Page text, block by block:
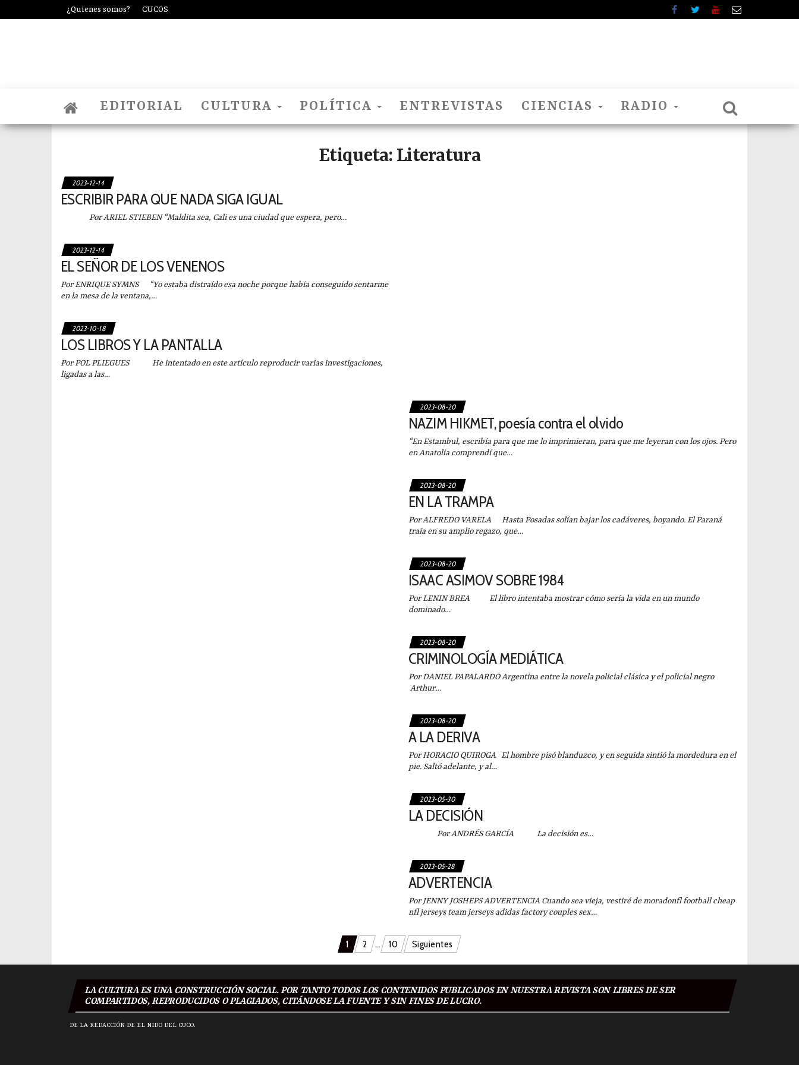
¿Quienes somos? CUCOS
Cuco
EDITORIAL CULTURA POLÍTICA ENTREVISTAS CIENCIAS RADIO
Etiqueta: Literatura
2023-12-14
ESCRIBIR PARA QUE NADA SIGA IGUAL
Por ARIEL STIEBEN “Maldita sea, Cali es una ciudad que espera, pero…
2023-12-14
EL SEÑOR DE LOS VENENOS
Por ENRIQUE SYMNS “Yo estaba distraído esa noche porque había conseguido sentarme
en la mesa de la ventana,…
2023-10-18
LOS LIBROS Y LA PANTALLA
Por POL PLIEGUES He intentado en este artículo reproducir varias investigaciones,
ligadas a las…
2023-08-20
NAZIM HIKMET, poesía contra el olvido
“En Estambul, escribía para que me lo imprimieran, para que me leyeran con los ojos. Pero
en Anatolia comprendí que…
2023-08-20
EN LA TRAMPA
Por ALFREDO VARELA Hasta Posadas solían bajar los cadáveres, boyando. El Paraná
traía en su amplio regazo, que…
2023-08-20
ISAAC ASIMOV SOBRE 1984
Por LENIN BREA El libro intentaba mostrar cómo sería la vida en un mundo
dominado…
2023-08-20
CRIMINOLOGÍA MEDIÁTICA
Por DANIEL PAPALARDO Argentina entre la novela policial clásica y el policial negro
Arthur…
2023-08-20
A LA DERIVA
Por HORACIO QUIROGA El hombre pisó blanduzco, y en seguida sintió la mordedura en el
pie. Saltó adelante, y al…
2023-05-30
LA DECISIÓN
Por ANDRÉS GARCÍA La decisión es…
2023-05-28
ADVERTENCIA
Por JENNY JOSHEPS ADVERTENCIA Cuando sea vieja, vestiré de moradonfl football cheap
nfl jerseys team jerseys adidas factory couples sex…
de
entradas
1 2 … 10 Siguientes
LA CULTURA ES UNA CONSTRUCCIÓN SOCIAL. POR TANTO TODOS LOS CONTENIDOS PUBLICADOS EN NUESTRA REVISTA SON LIBRES DE SER
COMPARTIDOS, REPRODUCIDOS O PLAGIADOS, CITÁNDOSE LA FUENTE Y SIN FINES DE LUCRO.
DE LA REDACCIÓN DE EL NIDO DEL CUCO.